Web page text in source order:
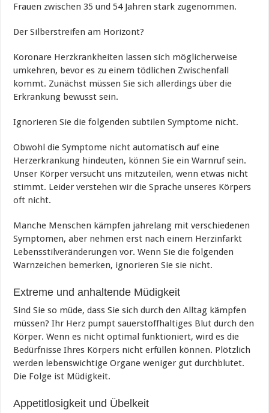
Frauen zwischen 35 und 54 Jahren stark zugenommen.
DerSilberstreifen am Horizont?
Koronare Herzkrankheiten lassen sich möglicherweise
umkehren, bevor es zu einem tödlichen Zwischenfall
kommt. Zunächst müssen Sie sich allerdings über die
Erkrankung bewusst sein.
Ignorieren Sie die folgenden subtilen Symptome nicht.
Obwohl die Symptome nicht automatisch auf eine
Herzerkrankung hindeuten, können Sie ein Warnruf sein.
Unser Körper versucht uns mitzuteilen, wenn etwas nicht
stimmt. Leider verstehen wir die Sprache unseres Körpers
oft nicht.
Manche Menschen kämpfen jahrelang mit verschiedenen
Symptomen, aber nehmen erst nach einem Herzinfarkt
Lebensstilveränderungen vor. Wenn Sie die folgenden
Warnzeichen bemerken, ignorieren Sie sie nicht.
Extreme und anhaltende Müdigkeit
Sind Sie so müde, dass Sie sich durch den Alltag kämpfen
müssen?Ihr Herz pumpt sauerstoffhaltiges Blut durch den
Körper. Wenn es nicht optimal funktioniert, wird es die
Bedürfnisse Ihres Körpers nicht erfüllen können. Plötzlich
werden lebenswichtige Organe weniger gut durchblutet.
Die Folge ist Müdigkeit.
Appetitlosigkeit und Übelkeit